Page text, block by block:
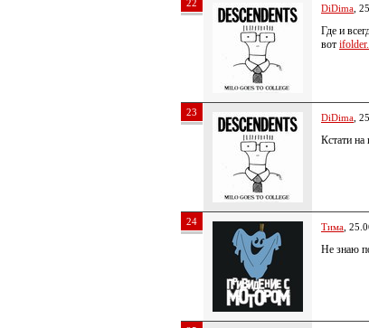
22 DiDima ,
Где и
вот
23 DiDima ,
Кстати на
24 Тима ,
Не знаю